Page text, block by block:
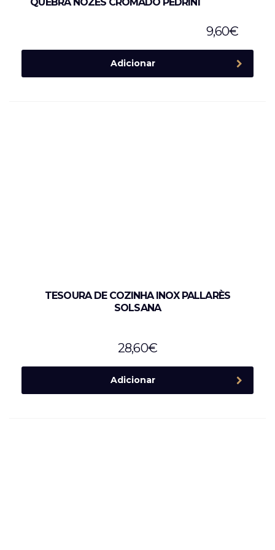
9,60€
Adicionar
TESOURA DE COZINHA INOX PALLARÈS
SOLSANA
28,60€
Adicionar